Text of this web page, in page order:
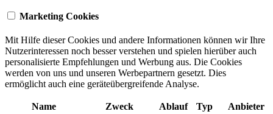
Marketing Cookies
Mit Hilfe dieser Cookies und andere Informationen können wir Ihre
Nutzerinteressen noch besser verstehen und spielen hierüber auch
personalisierte Empfehlungen und Werbung aus. ​Die Cookies
werden von uns und unseren Werbepartnern gesetzt. Dies
ermöglicht auch eine geräteübergreifende Analyse.
Name Zweck Ablauf Typ Anbieter